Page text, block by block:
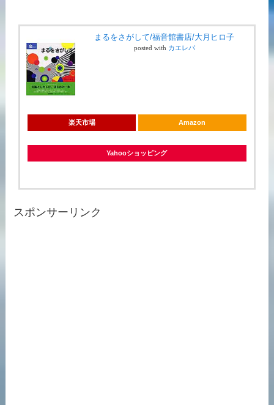
まるをさがして/福音館書店/大月ヒロ子
posted with カエレバ
楽天市場 Amazon
Yahooショッピング
スポンサーリンク